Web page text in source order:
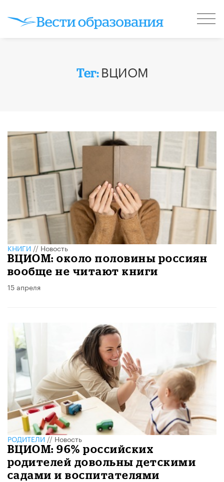
Тег: ВЦИОМ
КНИГИ//Новость
ВЦИОМ: около половины россиян
вообще не читают книги
15 апреля
РОДИТЕЛИ//Новость
ВЦИОМ: 96% российских
родителей довольны детскими
садами и воспитателями